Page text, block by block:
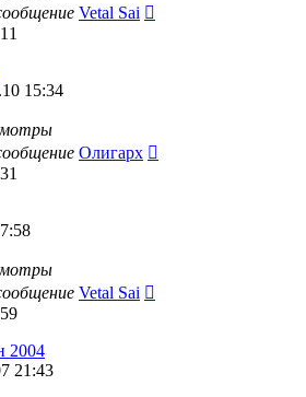
Vetal Sai
15:34
Олигарх
Vetal Sai
2004
21:43